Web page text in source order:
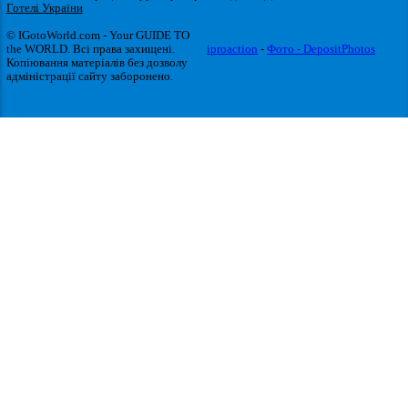
Готелі України
© IGotoWorld.com - Your GUIDE TO
the WORLD. Всі права захищені.
Копіювання матеріалів без дозволу
адміністрації сайту заборонено.
iproaction - Фото - DepositPhotos